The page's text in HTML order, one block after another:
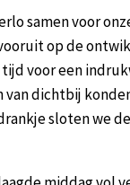
samen voor
op de
tijd voor een
dichtbij
sloten we